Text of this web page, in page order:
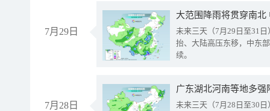
7月29日
大范围降雨将贯穿南
未来三天（7月29日至31
抬、大陆高压东移，中东
续。
7月28日
广东湖北河南等地多
未来三天（7月28日至30